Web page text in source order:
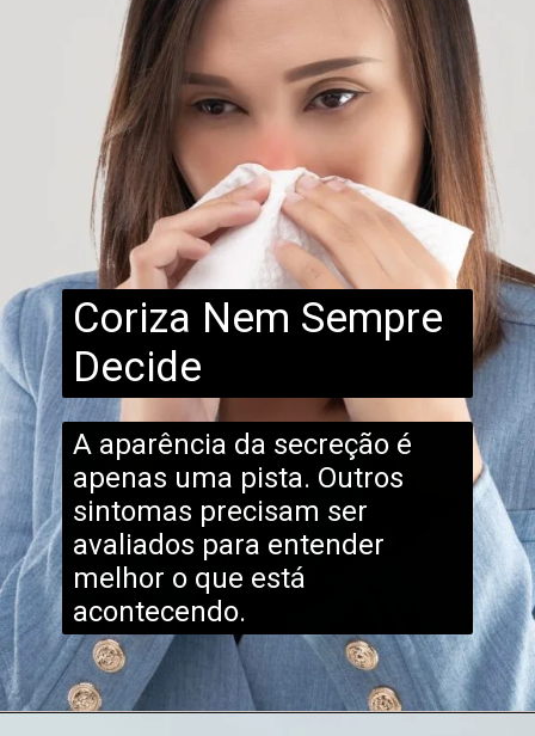
A aparência da secreção é
apenas uma pista. Outros
sintomas precisam ser
avaliados para entender
melhor o que está
acontecendo.
Coriza Nem Sempre
Decide